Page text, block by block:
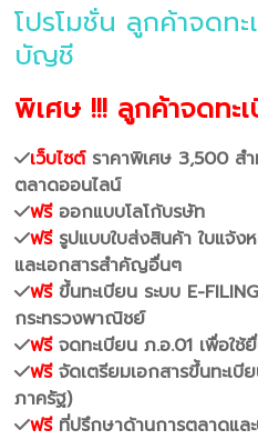
โปรโมชั่น ลูกค้าจดทะ
บัญชี
พิเศษ !!! ลูกค้าจดทะ
เว็บไซต์ราคาพิเศษ 3,500 สำ
ตลาดออนไลน์
ฟรีออกแบบโลโก้บรษัท
ฟรีรูปแบบใบส่งสินค้า ใบแจ้ง
และเอกสารสำคัญอื่นๆ
ฟรีขึ้นทะเบียน ระบบ E-
กระทรวงพาณิชย์
ฟรีจดทะเบียน ภ.อ.01 เพื่อใช้
ฟรีจัดเตรียมเอกสารขึ้นทะเบี
ภาครัฐ)
ฟรีที่ปรึกษาด้านการตลาดแล